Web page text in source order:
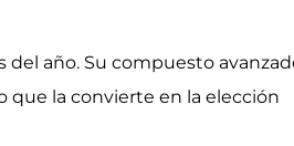
año. Su compuesto
que la convierte en la elección